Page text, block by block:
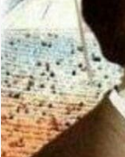
وآله) فكلّ
الوطني والدولة
من مسيحية النظام